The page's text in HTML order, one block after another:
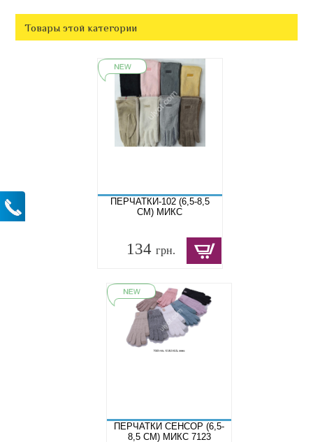
Товары этой категории
ПЕРЧАТКИ-102 (6,5-8,5
СМ) МИКС
134 грн.
ПЕРЧАТКИ СЕНСОР (6,5-
8,5 СМ) МИКС 7123